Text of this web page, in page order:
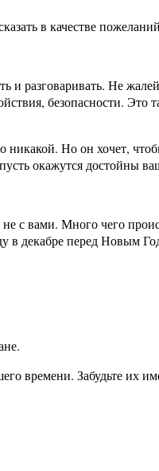
в качестве
разговаривать. Не
безопасности.
никакой. Но он хочет,
окажутся достойны
с вами. Много чего
декабре перед Новым
времени. Забудьте их